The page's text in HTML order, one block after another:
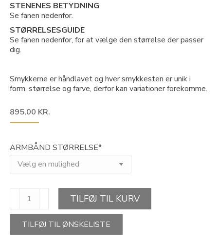
STENENES BETYDNING
Se fanen nedenfor.
STØRRELSESGUIDE
Se fanen nedenfor, for at vælge den størrelse der passer
dig.
Smykkerne er håndlavet og hver smykkesten er unik i
form, størrelse og farve, derfor kan variationer forekomme.
895,00 KR.
ARMBÅND STØRRELSE*
CLEANSING
WITH
PASSION-
TILFØJ TIL KURV
TILFØJ TIL ØNSKELISTE